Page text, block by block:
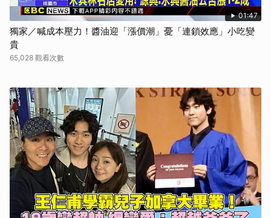
01:47
獨家／喊成本壓力！醬油迎「漲價潮」憂「連鎖效應」小吃變
貴
65,028 觀看次數